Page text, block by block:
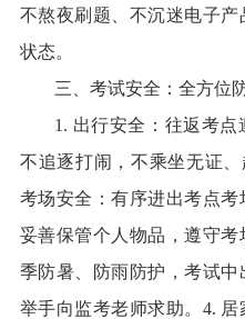
不熬夜刷题、不沉迷电子
状态。
三、考试安全：全方位
1. 出行安全：往返考点
不追逐打闹，不乘坐无证
考场安全：有序进出考点考
妥善保管个人物品，遵守
季防暑、防雨防护，考试
举手向监考老师求助。4.